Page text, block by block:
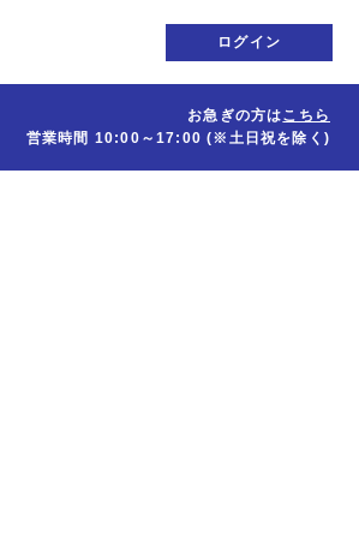
ログイン
お急ぎの方はこちら
営業時間 10:00～17:00(※土日祝を除く)